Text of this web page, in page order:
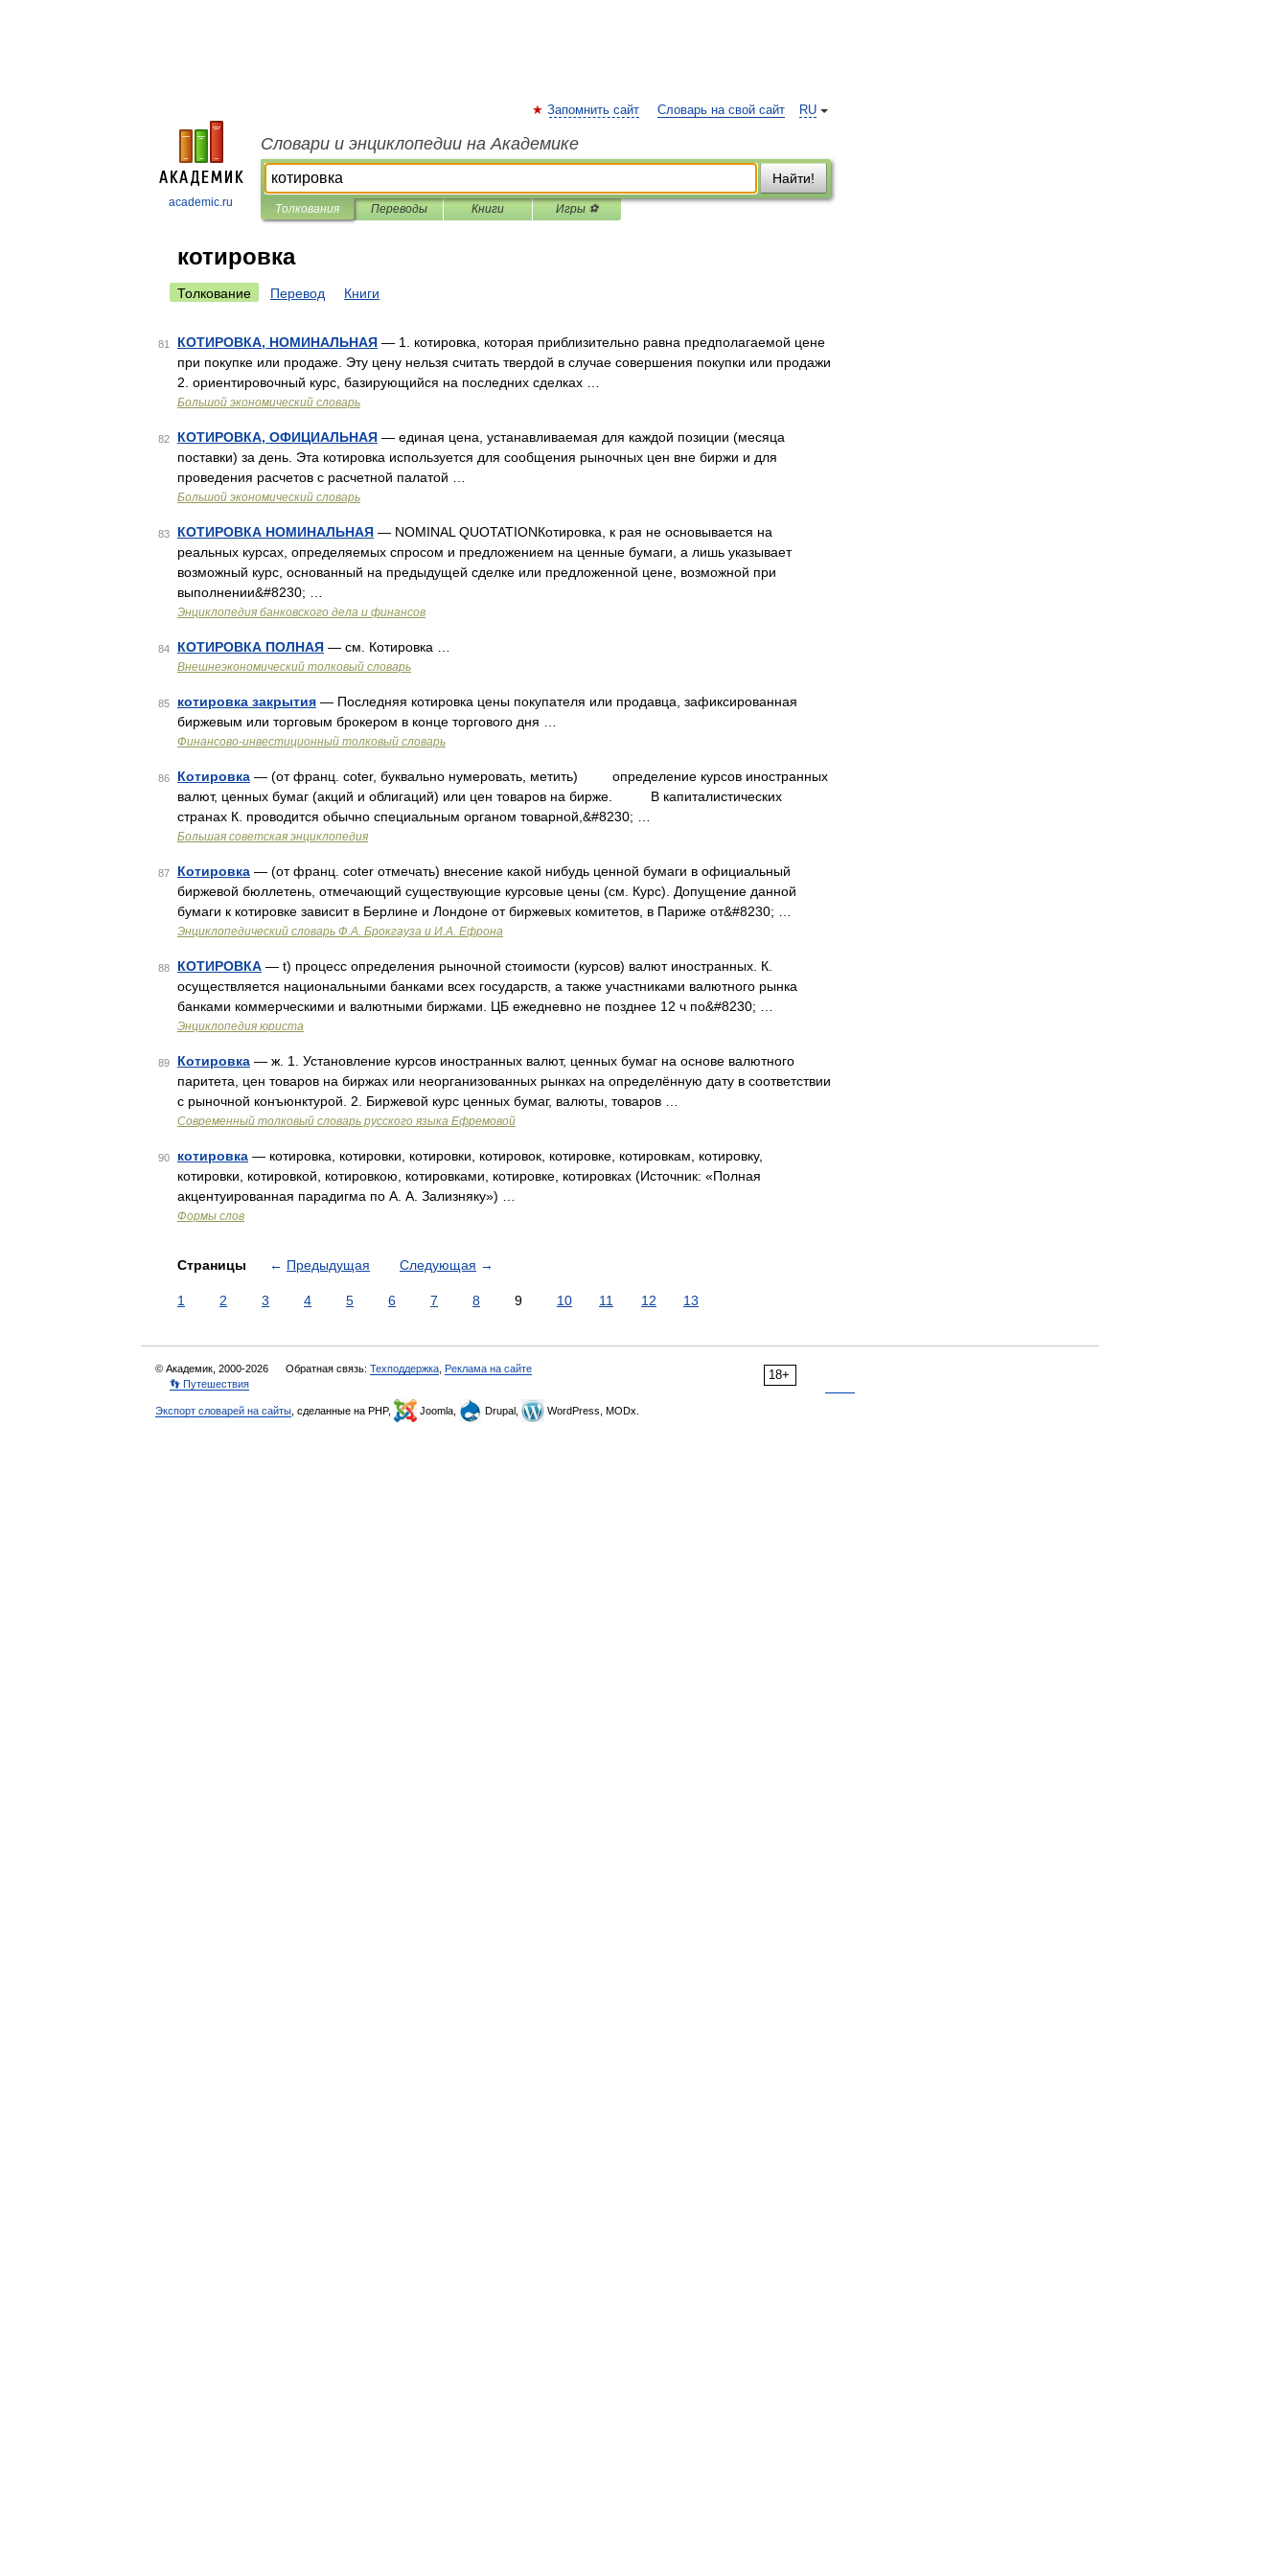
academic.ru
RU
Запомнить сайт Словарь на свой сайт
Словари и энциклопедии на Академике
Найти!
Толкования Переводы Книги Игры ⚽
котировка
Толкование Перевод Книги
81 КОТИРОВКА, НОМИНАЛЬНАЯ — 1. котировка, которая приблизительно равна предполагаемой цене
при покупке или продаже. Эту цену нельзя считать твердой в случае совершения покупки или продажи
2. ориентировочный курс, базирующийся на последних сделках …
Большой экономический словарь
82 КОТИРОВКА, ОФИЦИАЛЬНАЯ — единая цена, устанавливаемая для каждой позиции (месяца
поставки) за день. Эта котировка используется для сообщения рыночных цен вне биржи и для
проведения расчетов с расчетной палатой …
Большой экономический словарь
83 КОТИРОВКА НОМИНАЛЬНАЯ — NOMINAL QUOTATIONКотировка, к рая не основывается на
реальных курсах, определяемых спросом и предложением на ценные бумаги, а лишь указывает
возможный курс, основанный на предыдущей сделке или предложенной цене, возможной при
выполнении&#8230; …
Энциклопедия банковского дела и финансов
84 КОТИРОВКА ПОЛНАЯ — см. Котировка …
Внешнеэкономический толковый словарь
85 котировка закрытия — Последняя котировка цены покупателя или продавца, зафиксированная
биржевым или торговым брокером в конце торгового дня …
Финансово-инвестиционный толковый словарь
86 Котировка — (от франц. coter, буквально нумеровать, метить) определение курсов иностранных
валют, ценных бумаг (акций и облигаций) или цен товаров на бирже. В капиталистических
странах К. проводится обычно специальным органом товарной,&#8230; …
Большая советская энциклопедия
87 Котировка — (от франц. coter отмечать) внесение какой нибудь ценной бумаги в официальный
биржевой бюллетень, отмечающий существующие курсовые цены (см. Курс). Допущение данной
бумаги к котировке зависит в Берлине и Лондоне от биржевых комитетов, в Париже от&#8230; …
Энциклопедический словарь Ф.А. Брокгауза и И.А. Ефрона
88 КОТИРОВКА — t) процесс определения рыночной стоимости (курсов) валют иностранных. К.
осуществляется национальными банками всех государств, а также участниками валютного рынка
банками коммерческими и валютными биржами. ЦБ ежедневно не позднее 12 ч по&#8230; …
Энциклопедия юриста
89 Котировка — ж. 1. Установление курсов иностранных валют, ценных бумаг на основе валютного
паритета, цен товаров на биржах или неорганизованных рынках на определённую дату в соответствии
с рыночной конъюнктурой. 2. Биржевой курс ценных бумаг, валюты, товаров …
Современный толковый словарь русского языка Ефремовой
90 котировка — котировка, котировки, котировки, котировок, котировке, котировкам, котировку,
котировки, котировкой, котировкою, котировками, котировке, котировках (Источник: «Полная
акцентуированная парадигма по А. А. Зализняку») …
Формы слов
Страницы ← Предыдущая Следующая →
1 2 3 4 5 6 7 8 9 10 11 12 13
18+
© Академик, 2000-2026 Обратная связь: Техподдержка Реклама на сайте
👣 Путешествия
Экспорт словарей на сайты , сделанные на PHP, Joomla, Drupal, WordPress, MODx.